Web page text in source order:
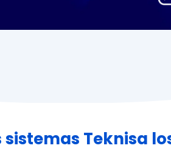
sistemas Teknisa